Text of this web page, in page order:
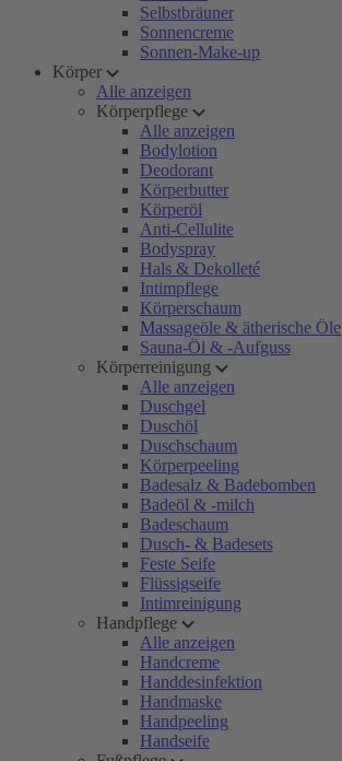
Selbstbräuner
Sonnencreme
Sonnen-Make-up
Körper
Alle anzeigen
Körperpflege
Alle anzeigen
Bodylotion
Deodorant
Körperbutter
Körperöl
Anti-Cellulite
Bodyspray
Hals & Dekolleté
Intimpflege
Körperschaum
Massageöle & ätherische Öle
Sauna-Öl & -Aufguss
Körperreinigung
Alle anzeigen
Duschgel
Duschöl
Duschschaum
Körperpeeling
Badesalz & Badebomben
Badeöl & -milch
Badeschaum
Dusch- & Badesets
Feste Seife
Flüssigseife
Intimreinigung
Handpflege
Alle anzeigen
Handcreme
Handdesinfektion
Handmaske
Handpeeling
Handseife